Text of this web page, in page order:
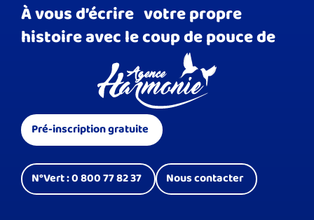
À vous d’écrire votre propre
histoire avec le coup de pouce de
Pré-inscription gratuite
N°Vert : 0 800 77 82 37 Nous contacter